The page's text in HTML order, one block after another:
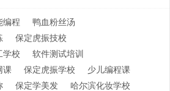
编程
鸭血粉丝汤
保定虎振技校
学校
软件测试培训
课
保定虎振学校
少儿编程课
保定学美发
哈尔滨化妆学校